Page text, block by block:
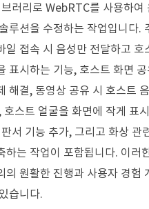
러리로 WebRTC를 사용하여
루션을 수정하는 작업입니다.
일 접속 시 음성만 전달하고 호
표시하는 기능, 호스트 화면 공
해결, 동영상 공유 시 호스트
호스트 얼굴을 화면에 작게 표
서 기능 추가, 그리고 화상 관
하는 작업이 포함됩니다. 이러
의 원활한 진행과 사용자 경험
습니다.